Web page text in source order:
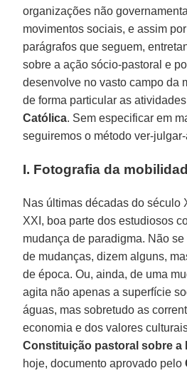
organizações não
movimentos sociais, e assim
parágrafos que seguem,
sobre a ação sócio-pastoral e
desenvolve no vasto campo da
de forma particular as
Católica. Sem especificar em
seguiremos o método ver-julgar-
I. Fotografia da
Nas últimas décadas do século
XXI, boa parte dos estudiosos
mudança de paradigma. Não
de mudanças, dizem alguns,
de época. Ou, ainda, de uma
agita não apenas a superfície
águas, mas sobretudo as
economia e dos valores
Constituição pastoral sobre a
hoje, documento aprovado pelo